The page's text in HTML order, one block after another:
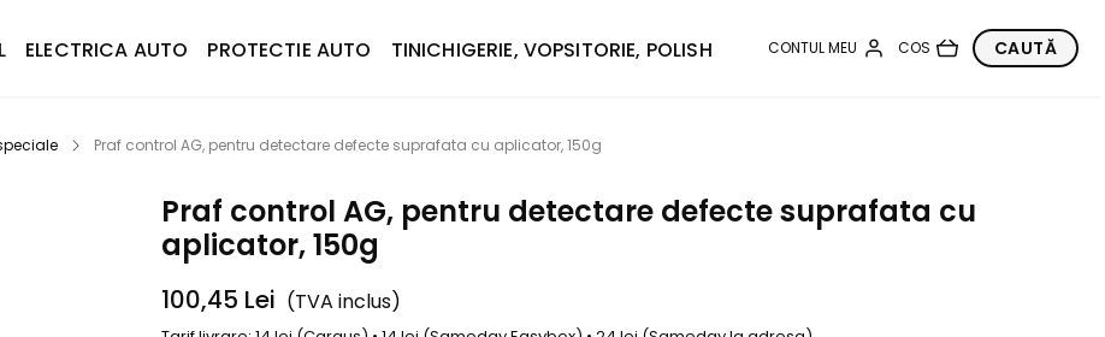
ELECTRICA AUTO PROTECTIE AUTO TINICHIGERIE, VOPSITORIE, POLISH
Praf control AG, pentru detectare defecte suprafata cu aplicator, 150g
Praf control AG, pentru detectare defecte suprafata cu
aplicator, 150g
100,45 Lei (TVA inclus)